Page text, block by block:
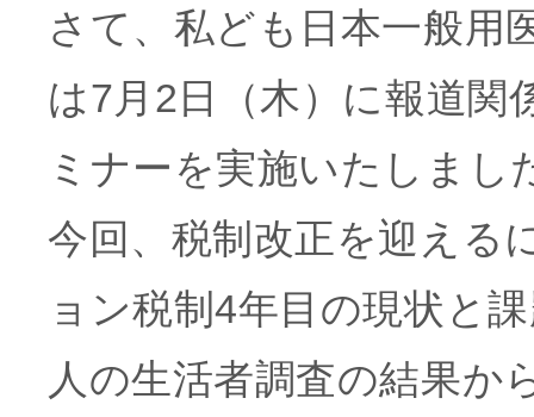
さて、私ども日本一般用
は7月2日（木）に報道関
ミナーを実施いたしまし
今回、税制改正を迎える
ョン税制4年目の現状と
人の生活者調査の結果か